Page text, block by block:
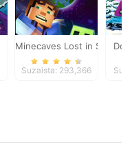
Minecaves Lost in Space
Suzaista: 293,366